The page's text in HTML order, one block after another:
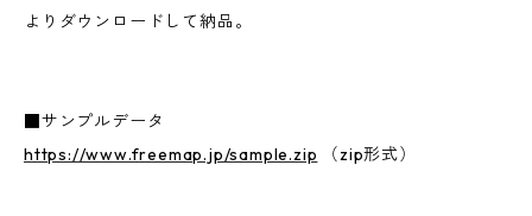
よりダウンロードして納品。
■サンプルデータ
https://www.freemap.jp/sample.zip （zip形式）